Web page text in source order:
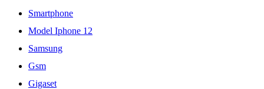
Smartphone
Model Iphone 12
Samsung
Gsm
Gigaset